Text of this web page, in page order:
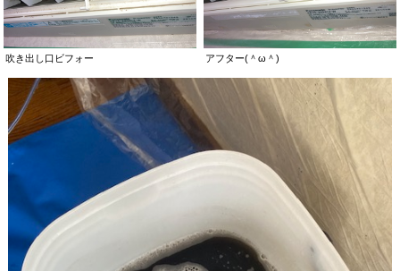
吹き出し口ビフォー アフター(＾ω＾)